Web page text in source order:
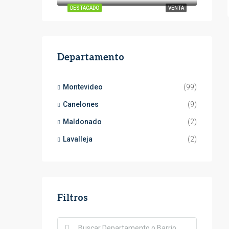
VENTA
DESTACADO
Departamento
Montevideo (99)
Canelones (9)
Maldonado (2)
Lavalleja (2)
Filtros